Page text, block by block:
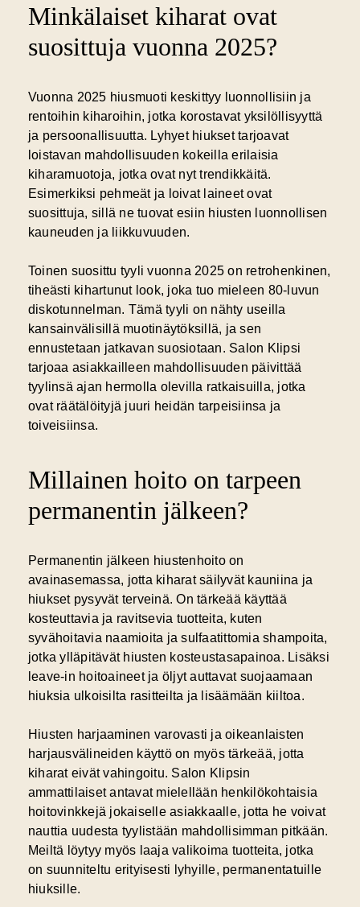
Minkälaiset kiharat ovat
suosittuja vuonna 2025?
Vuonna 2025 hiusmuoti keskittyy luonnollisiin ja
rentoihin kiharoihin, jotka korostavat yksilöllisyyttä
ja persoonallisuutta. Lyhyet hiukset tarjoavat
loistavan mahdollisuuden kokeilla erilaisia
kiharamuotoja, jotka ovat nyt trendikkäitä.
Esimerkiksi pehmeät ja loivat laineet ovat
suosittuja, sillä ne tuovat esiin hiusten luonnollisen
kauneuden ja liikkuvuuden.
Toinen suosittu tyyli vuonna 2025 on retrohenkinen,
tiheästi kihartunut look, joka tuo mieleen 80-luvun
diskotunnelman. Tämä tyyli on nähty useilla
kansainvälisillä muotinäytöksillä, ja sen
ennustetaan jatkavan suosiotaan. Salon Klipsi
tarjoaa asiakkailleen mahdollisuuden päivittää
tyylinsä ajan hermolla olevilla ratkaisuilla, jotka
ovat räätälöityjä juuri heidän tarpeisiinsa ja
toiveisiinsa.
Millainen hoito on tarpeen
permanentin jälkeen?
Permanentin jälkeen hiustenhoito on
avainasemassa, jotta kiharat säilyvät kauniina ja
hiukset pysyvät terveinä. On tärkeää käyttää
kosteuttavia ja ravitsevia tuotteita, kuten
syvähoitavia naamioita ja sulfaatittomia shampoita,
jotka ylläpitävät hiusten kosteustasapainoa. Lisäksi
leave-in hoitoaineet ja öljyt auttavat suojaamaan
hiuksia ulkoisilta rasitteilta ja lisäämään kiiltoa.
Hiusten harjaaminen varovasti ja oikeanlaisten
harjausvälineiden käyttö on myös tärkeää, jotta
kiharat eivät vahingoitu. Salon Klipsin
ammattilaiset antavat mielellään henkilökohtaisia
hoitovinkkejä jokaiselle asiakkaalle, jotta he voivat
nauttia uudesta tyylistään mahdollisimman pitkään.
Meiltä löytyy myös laaja valikoima tuotteita, jotka
on suunniteltu erityisesti lyhyille, permanentatuille
hiuksille.